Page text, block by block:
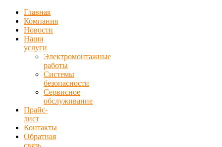
Главная
Компания
Новости
Наши
услуги
Электромонтажные
работы
Системы
безопасности
Сервисное
обслуживание
Прайс-
лист
Контакты
Обратная
связь